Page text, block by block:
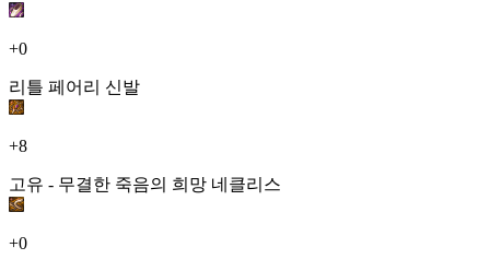
+0
리틀 페어리 신발
+8
고유 - 무결한 죽음의 희망 네클리스
+0